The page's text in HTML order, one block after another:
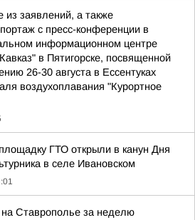
из заявлений, а также
с пресс-конференции в
информационном центре
в Пятигорске, посвященной
26-30 августа в Ессентуках
воздухоплавания "Курортное
ГТО открыли в канун Дня
в селе Ивановском
на Ставрополье за неделю